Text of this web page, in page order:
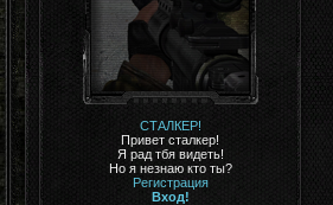
СТАЛКЕР!
Привет сталкер!
Я рад тбя видеть!
Но я незнаю кто ты?
Регистрация
Вход!